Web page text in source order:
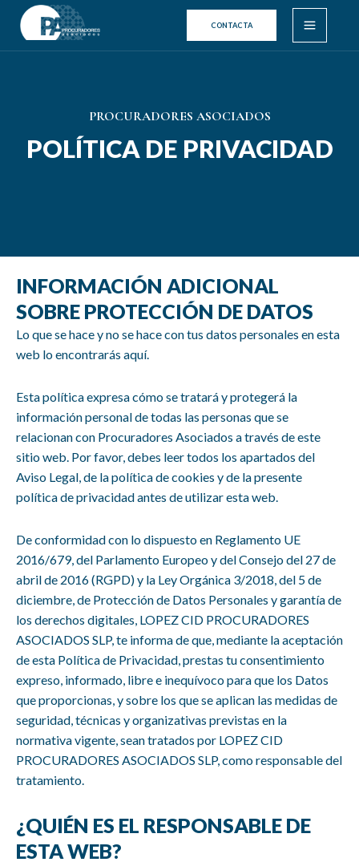
contenido
CONTACTA
Main
Menu
PROCURADORES ASOCIADOS
POLÍTICA DE PRIVACIDAD
INFORMACIÓN ADICIONAL
SOBRE PROTECCIÓN DE DATOS
Lo que se hace y no se hace con tus datos personales en esta
web lo encontrarás aquí.
Esta política expresa cómo se tratará y protegerá la
información personal de todas las personas que se
relacionan con Procuradores Asociados a través de este
sitio web. Por favor, debes leer todos los apartados del
Aviso Legal, de lapolítica de cookies y de la presente
política de privacidad antes de utilizar esta web.
De conformidad con lo dispuesto en Reglamento UE
2016/679, del Parlamento Europeo y del Consejo del 27 de
abril de 2016 (RGPD) y la Ley Orgánica 3/2018, del 5 de
diciembre, de Protección de Datos Personales y garantía de
los derechos digitales, LOPEZ CID PROCURADORES
ASOCIADOS SLP, te informa de que, mediante la aceptación
de esta Política de Privacidad, prestas tu consentimiento
expreso, informado, libre e inequívoco para que los Datos
que proporcionas, y sobre los que se aplican las medidas de
seguridad, técnicas y organizativas previstas en la
normativa vigente, sean tratados por LOPEZ CID
PROCURADORES ASOCIADOS SLP, como responsable del
tratamiento.
¿QUIÉN ES EL RESPONSABLE DE
ESTA WEB?